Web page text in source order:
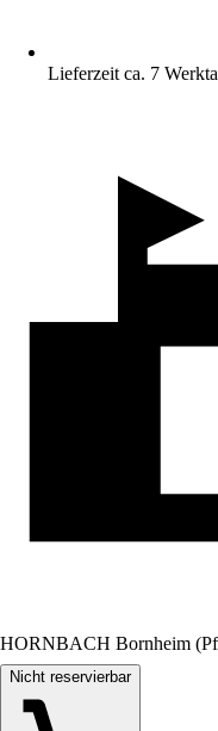
Lieferzeit ca. 7
HORNBACH Bornheim
Nicht reservierbar